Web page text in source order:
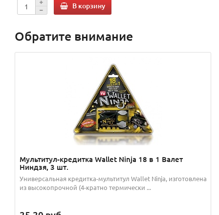
В корзину
Обратите внимание
Мультитул-кредитка Wallet Ninja 18 в 1 Валет
Ниндзя, 3 шт.
Универсальная кредитка-мультитул Wallet Ninja, изготовлена
из высокопрочной (4-кратно термически ...